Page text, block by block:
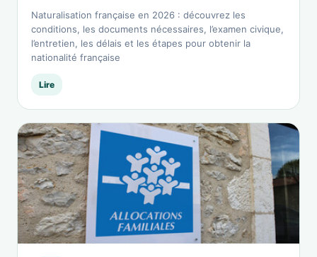
Naturalisation française en 2026 : découvrez les
conditions, les documents nécessaires, l’examen civique,
l’entretien, les délais et les étapes pour obtenir la
nationalité française
Lire